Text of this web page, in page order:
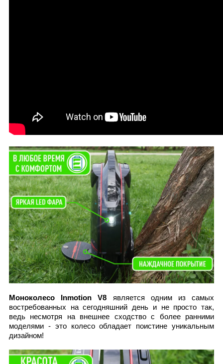
Моноколесо Inmotion V8 является одним из самых
востребованных на сегодняшний день и не просто так,
ведь несмотря на внешнее сходство с более ранними
моделями - это колесо обладает поистине уникальным
дизайном!